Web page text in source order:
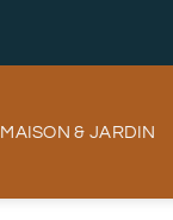
MAISON & JARDIN